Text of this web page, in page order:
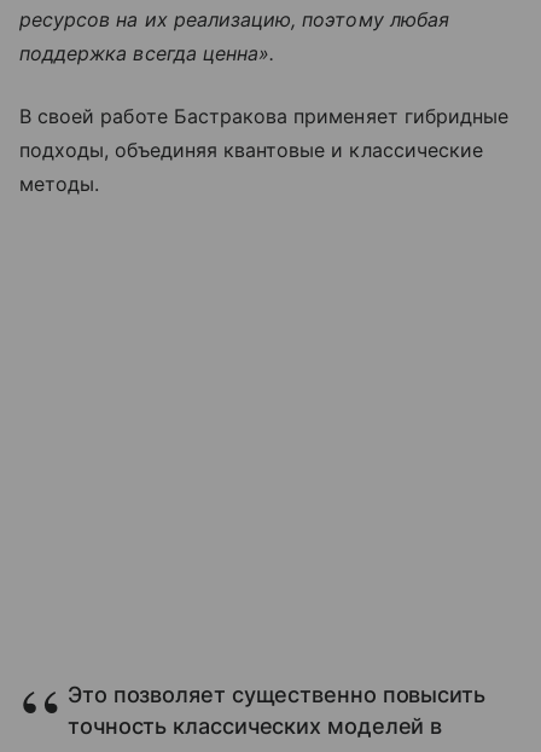
ресурсов на их реализацию, поэтому любая
поддержка всегда ценна».
В своей работе Бастракова применяет гибридные
подходы, объединяя квантовые и классические
методы.
Это позволяет существенно повысить
точность классических моделей в